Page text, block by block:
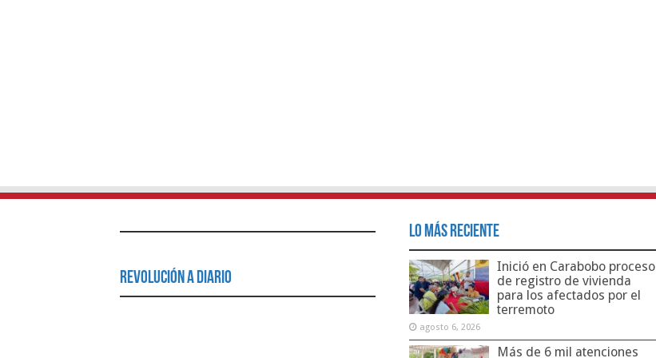
Revolución a Diario
Lo Más Reciente
Inició en Carabobo proceso
de registro de vivienda
para los afectados por el
terremoto
agosto 6, 2026
Más de 6 mil atenciones